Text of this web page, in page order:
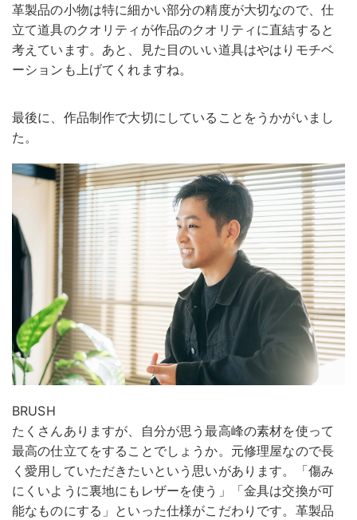
革製品の小物は特に細かい部分の精度が大切なので、仕
立て道具のクオリティが作品のクオリティに直結すると
考えています。あと、見た目のいい道具はやはりモチベ
ーションも上げてくれますね。
最後に、作品制作で大切にしていることをうかがいまし
た。
BRUSH
たくさんありますが、自分が思う最高峰の素材を使って
最高の仕立てをすることでしょうか。元修理屋なので長
く愛用していただきたいという思いがあります。「傷み
にくいように裏地にもレザーを使う」「金具は交換が可
能なものにする」といった仕様がこだわりです。革製品